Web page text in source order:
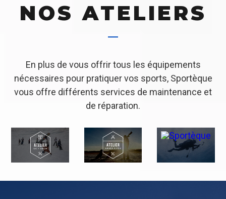
NOS ATELIERS
En plus de vous offrir tous les équipements
nécessaires pour pratiquer vos sports, Sportèque
vous offre différents services de maintenance et
de réparation.